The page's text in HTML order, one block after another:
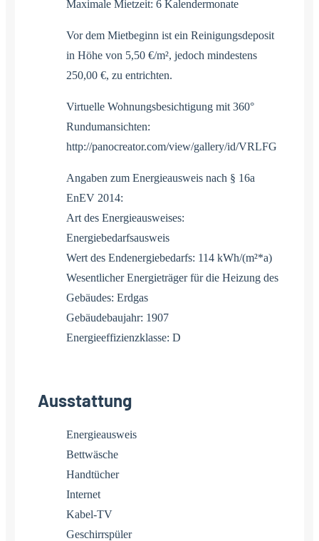
Maximale Mietzeit: 6 Kalendermonate
Vor dem Mietbeginn ist ein Reinigungsdeposit
in Höhe von 5,50 €/m², jedoch mindestens
250,00 €, zu entrichten.
Virtuelle Wohnungsbesichtigung mit 360°
Rundumansichten:
http://panocreator.com/view/gallery/id/VRLFG
Angaben zum Energieausweis nach § 16a
EnEV 2014:
Art des Energieausweises:
Energiebedarfsausweis
Wert des Endenergiebedarfs: 114 kWh/(m²*a)
Wesentlicher Energieträger für die Heizung des
Gebäudes: Erdgas
Gebäudebaujahr: 1907
Energieeffizienzklasse: D
Ausstattung
Energieausweis
Bettwäsche
Handtücher
Internet
Kabel-TV
Geschirrspüler